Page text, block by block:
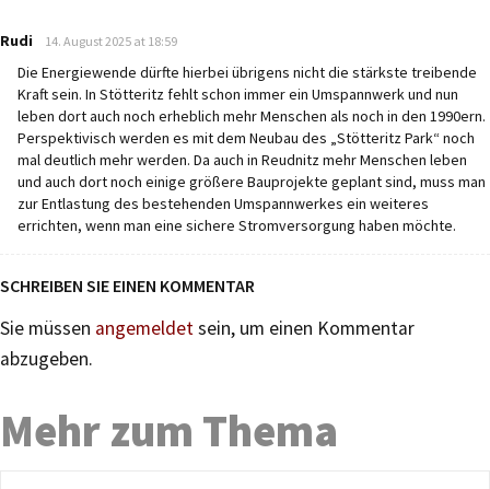
Rudi says:
14. August 2025 at 18:59
Die Energiewende dürfte hierbei übrigens nicht die stärkste treibende
Kraft sein. In Stötteritz fehlt schon immer ein Umspannwerk und nun
leben dort auch noch erheblich mehr Menschen als noch in den 1990ern.
Perspektivisch werden es mit dem Neubau des „Stötteritz Park“ noch
mal deutlich mehr werden. Da auch in Reudnitz mehr Menschen leben
und auch dort noch einige größere Bauprojekte geplant sind, muss man
zur Entlastung des bestehenden Umspannwerkes ein weiteres
errichten, wenn man eine sichere Stromversorgung haben möchte.
SCHREIBEN SIE EINEN KOMMENTAR
Sie müssen angemeldetsein, um einen Kommentar
abzugeben.
Mehr zum Thema